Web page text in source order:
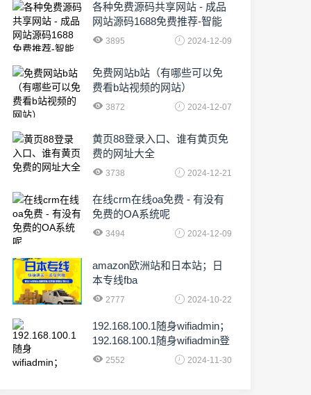
各种免费源码共享网站 - 成品
网站源码1688免费推荐-智能
化时代的挑战与机遇!
3895 2024-12-09
免费网站b站（有哪些可以免
费看b站视频的网站）
3872 2024-12-07
黄页88登录入口、谁有黄页免
费的网址大全
3738 2024-12-21
在线crm在线oa免费 - 有没有
免费的OA系统呢
3494 2024-12-09
amazon欧洲站和日本站；日
本专线fba
2777 2024-10-22
192.168.100.1随身wifiadmin；
192.168.100.1随身wifiadmin登
录器2552 2024-11-30